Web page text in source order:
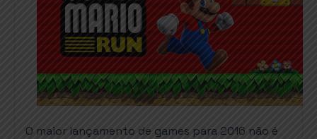
O maior lançamento de games para 2016 não é